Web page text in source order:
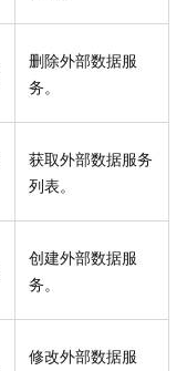
删除外部数据服
务。
获取外部数据服务
列表。
创建外部数据服
务。
修改外部数据服